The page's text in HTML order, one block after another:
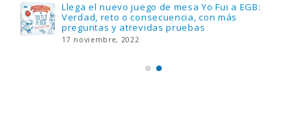
Llega el nuevo juego de mesa Yo Fui a EGB:
Verdad, reto o consecuencia, con más
preguntas y atrevidas pruebas
17 noviembre, 2022